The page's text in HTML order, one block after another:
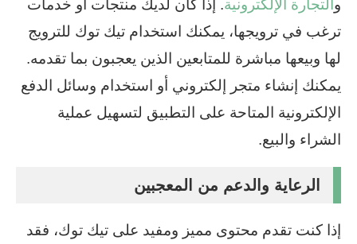
و التجارة الإلكترونية. إذا كان لديك منتجات أو خدمات
ترغب في ترويجها، يمكنك استخدام تيك توك للترويج
لها وبيعها مباشرة للمتابعين الذين يعجبون بما تقدمه.
يمكنك إنشاء متجر إلكتروني أو استخدام وسائل الدفع
الإلكترونية المتاحة على التطبيق لتسهيل عملية
الشراء والبيع.
الرعاية والدعم من المعجبين
إذا كنت تقدم محتوى مميز ومفيد على تيك توك، فقد